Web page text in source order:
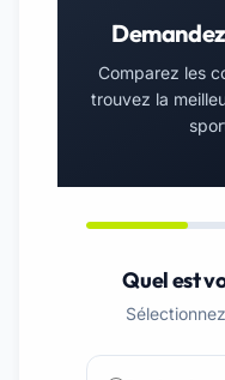
Comparez les
trouvez la
Quel est